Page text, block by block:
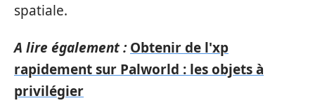
spatiale.
A lire également : Obtenir de l'xp
rapidement sur Palworld : les objets à
privilégier